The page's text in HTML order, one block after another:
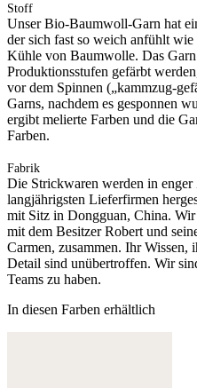
Stoff
Unser Bio-Baumwoll-Garn hat
der sich fast so weich anfühlt
Kühle von Baumwolle. Das
Produktionsstufen gefärbt
vor dem Spinnen („kammzug-
Garns, nachdem es gesponnen
ergibt melierte Farben und die
Farben.
Fabrik
Die Strickwaren werden in enger
langjährigsten Lieferfirmen
mit Sitz in Dongguan, China. Wir
mit dem Besitzer Robert und
Carmen, zusammen. Ihr
Detail sind unübertroffen. Wir
Teams zu haben.
In diesen Farben erhältlich